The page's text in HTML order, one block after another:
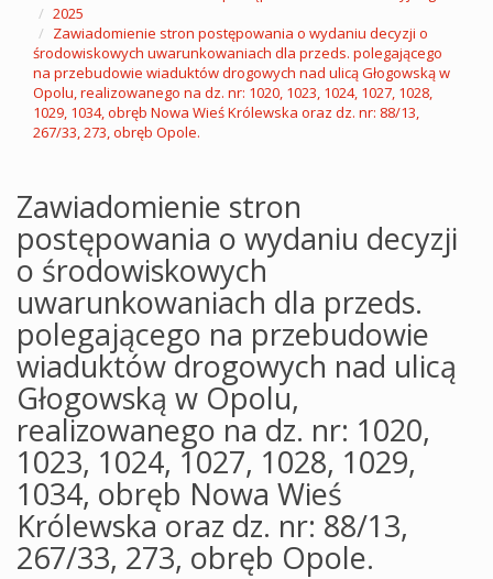
2025
Zawiadomienie stron postępowania o wydaniu decyzji o
środowiskowych uwarunkowaniach dla przeds. polegającego
na przebudowie wiaduktów drogowych nad ulicą Głogowską w
Opolu, realizowanego na dz. nr: 1020, 1023, 1024, 1027, 1028,
1029, 1034, obręb Nowa Wieś Królewska oraz dz. nr: 88/13,
267/33, 273, obręb Opole.
Zawiadomienie stron
postępowania o wydaniu decyzji
o środowiskowych
uwarunkowaniach dla przeds.
polegającego na przebudowie
wiaduktów drogowych nad ulicą
Głogowską w Opolu,
realizowanego na dz. nr: 1020,
1023, 1024, 1027, 1028, 1029,
1034, obręb Nowa Wieś
Królewska oraz dz. nr: 88/13,
267/33, 273, obręb Opole.